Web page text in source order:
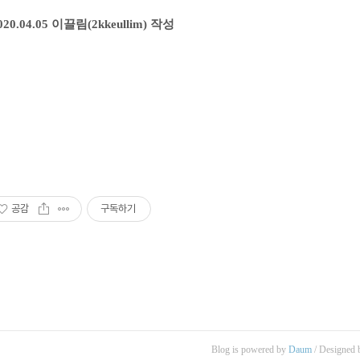
이끌림(2kkeullim) 작성
공감 구독하기
Blog is powered byDaum / Designed